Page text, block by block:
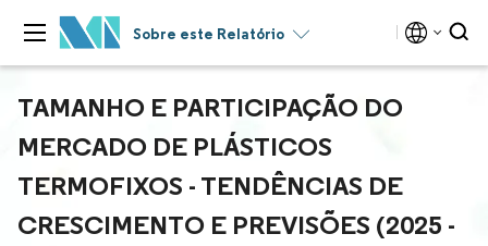
Sobre este Relatório
TAMANHO E PARTICIPAÇÃO DO
MERCADO DE PLÁSTICOS
TERMOFIXOS - TENDÊNCIAS DE
CRESCIMENTO E PREVISÕES (2025 -